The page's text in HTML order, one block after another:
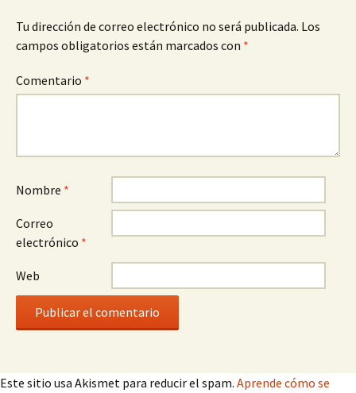
Tu dirección de correo electrónico no será publicada. Los
campos obligatorios están marcados con *
Comentario *
Nombre *
Correo
electrónico *
Web
Este sitio usa Akismet para reducir el spam. Aprende cómo se